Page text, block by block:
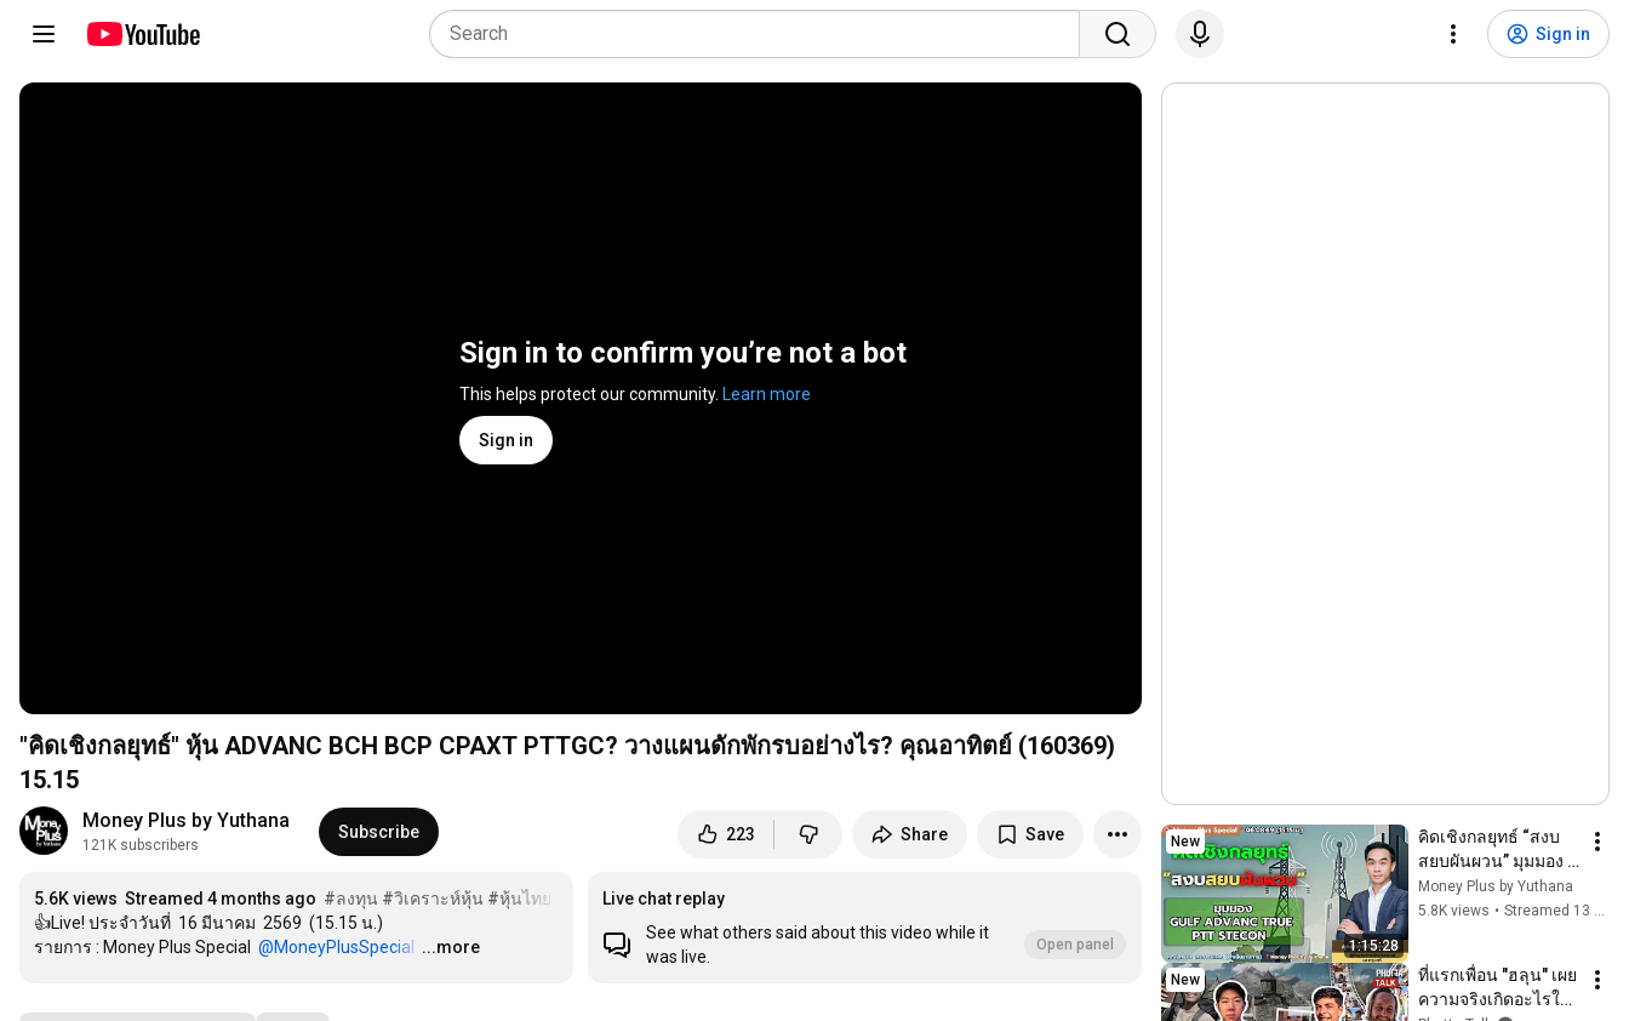
Sign in
Sign in to confirm you’re not a bot
This helps protect our community. Learn more
Sign in
"คิดเชิงกลยุทธ์" หุ้น ADVANC BCH BCP CPAXT PTTGC? วางแผนดักพักรบอย่างไร? คุณอาทิตย์ (160369)
15.15
Money Plus by Yuthana
121K subscribers
Subscribe 223 Share Save
5.6K views Streamed 4 months ago #ลงทุน #วิเคราะห์หุ้น #หุ้นไทย
👍Live! ประจำวันที่  16 มีนาคม  2569  (15.15 น.)
รายการ : Money Plus Special ‪@MoneyPlusSpecial‬ …
...more
Live chat replay
See what others said about this video while it
was live.
Open panel 1:15:28
New
คิดเชิงกลยุทธ์ “สงบ
สยบผันผวน” มุมมอง
GULF ADVANC TRUE
PTT STECON ? คุณ
Money Plus by Yuthana
5.8K views • Streamed 13 hours ago
New
ที่แรกเพื่อน "ฮลุน" เผย
ความจริงเกิดอะไรใน